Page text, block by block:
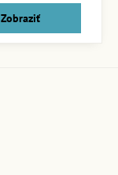
Zobraziť